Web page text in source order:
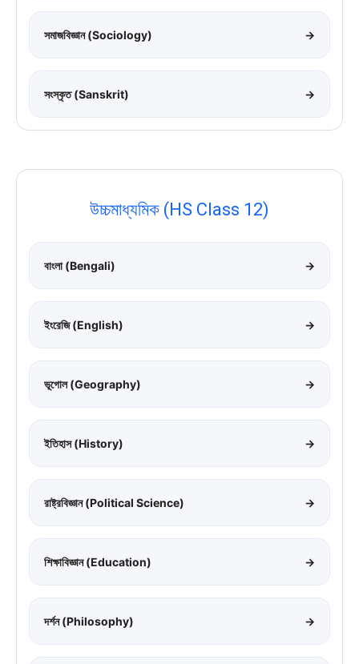
সমাজবিজ্ঞান (Sociology) →
সংস্কৃত (Sanskrit) →
উচ্চমাধ্যমিক (HS Class 12)
বাংলা (Bengali) →
ইংরেজি (English) →
ভূগোল (Geography) →
ইতিহাস (History) →
রাষ্ট্রবিজ্ঞান (Political Science) →
শিক্ষাবিজ্ঞান (Education) →
দর্শন (Philosophy) →